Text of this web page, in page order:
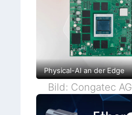
Physical-AI an der Edge
Bild: Congatec AG